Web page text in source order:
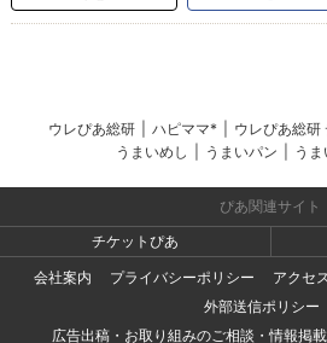
ウレぴあ総研 ハピママ* ウレぴあ総研
うまいめし
うまいパン う
ぴあ関連サイト
チケットぴあ
会社案内
プライバシーポリシー
アクセ
外部送信ポリシー
広告出稿・お取り組みのご相談・情報掲